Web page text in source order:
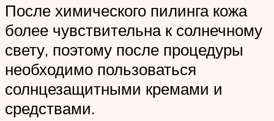
После химического пилинга кожа
более чувствительна к солнечному
свету, поэтому после процедуры
необходимо пользоваться
солнцезащитными кремами и
средствами.